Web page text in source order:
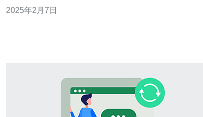
站群服务器是一个集中托管多个网站的服务器。日本站群
2025年2月7日